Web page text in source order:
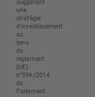
suggérant
une
stratégie
d'investissement
au
sens
du
règlement
(UE)
n°596/2014
du
Parlement